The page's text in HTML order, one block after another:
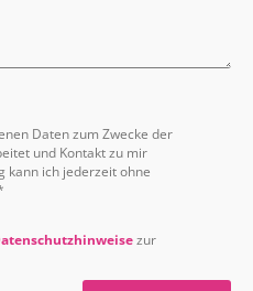
Daten zum Zwecke der
und Kontakt zu mir
kann ich jederzeit ohne
zur